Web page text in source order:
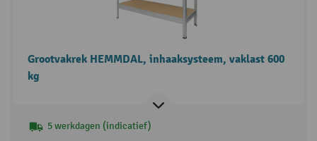
Grootvakrek HEMMDAL, inhaaksysteem, vaklast 600
kg
5 werkdagen (indicatief)